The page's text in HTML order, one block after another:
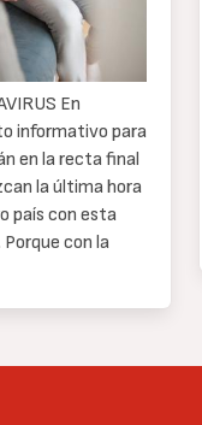
En
informativo para
en la recta final
la última hora
país con esta
con la